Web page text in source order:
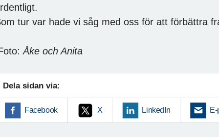
tur var hade vi såg med oss för att förbättra
Åke och Anita
Dela sidan via:
Facebook X LinkedIn